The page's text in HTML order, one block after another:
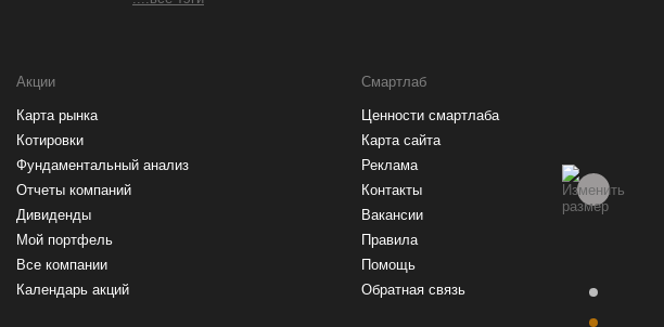
Акции
Карта рынка
Котировки
Фундаментальный анализ
Отчеты компаний
Дивиденды
Мой портфель
Все компании
Календарь акций
Смартлаб
Ценности смартлаба
Карта сайта
Реклама
Контакты
Вакансии
Правила
Помощь
Обратная связь